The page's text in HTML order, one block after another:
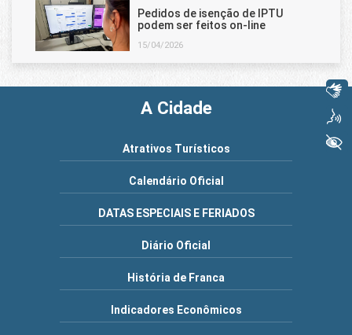
Pedidos de isenção de IPTU
podem ser feitos on-line
15/04/2026
A Cidade
Atrativos Turísticos
Calendário Oficial
DATAS ESPECIAIS E FERIADOS
Diário Oficial
História de Franca
Indicadores Econômicos
Libras
+ Acessibilidade